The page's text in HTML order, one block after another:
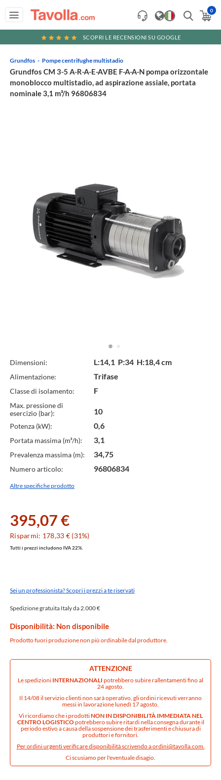
0
SCOPRI LE RECENSIONI SU GOOGLE
Grundfos Pompe centrifughe multistadio
Grundfos CM 3-5 A-R-A-E-AVBE F-A-A-N pompa orizzontale
monoblocco multistadio, ad aspirazione assiale, portata
nominale 3,1 m³/h 96806834
Specifiche
Tecniche
Dimensioni: L:14,1 P:34 H:18,4 cm
Alimentazione: Trifase
Classe di isolamento: F
Max. pressione di
esercizio (bar):
10
Potenza (kW): 0,6
Portata massima (m³/h): 3,1
Prevalenza massima (m): 34,75
Numero articolo: 96806834
Altre specifiche prodotto
395,07 €
Risparmi: 178,33 € (31%)
Tutti i prezzi includono IVA 22%.
Sei un professionista? Scopri i prezzi a te riservati
Spedizione gratuita Italy da 2.000 €
Disponibilità: Non disponibile
Prodotto fuori produzione non più ordinabile dal produttore.
ATTENZIONE
Le spedizioni INTERNAZIONALI potrebbero subire rallentamenti fino al
24 agosto.
Il 14/08 il servizio clienti non sarà operativo, gli ordini ricevuti verranno
messi in lavorazione lunedì 17 agosto.
Vi ricordiamo che i prodottiNON IN DISPONIBILITÀ IMMEDIATA NEL
CENTRO LOGISTICOpotrebbero subire ritardi nella consegna durante il
periodo estivo a causa della sospensione dei trasferimenti e chiusura di
produttori e fornitori.
Per ordini urgenti verificare disponibilità scrivendo aordini@tavolla.com.
Ci scusiamo per l'eventuale disagio.